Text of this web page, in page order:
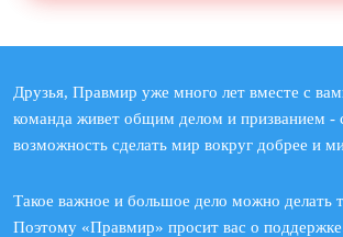
Друзья, Правмир уже много лет вместе с
команда живет общим делом и призванием -
возможность сделать мир вокруг добрее и
Такое важное и большое дело можно делать
Поэтому «Правмир» просит вас о